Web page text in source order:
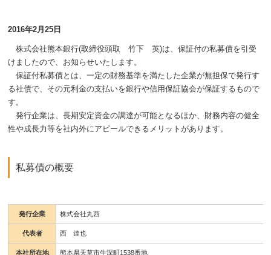
2016年2月25日
株式会社熊本銀行(取締役頭取 竹下 英)は、保証付の私募債を引受
けましたので、お知らせいたします。
保証付私募債とは、一定の財務基準を満たした企業が無担保で発行す
る社債で、その元利金の支払いを銀行や信用保証協会が保証するもので
す。
発行企業は、長期安定資金の調達が可能となるほか、財務内容の健全
性や成長力等を社内外にアピールできるメリットがあります。
私募債の概要
発行企業 株式会社丸西
代表者 西 達也
本社所在地 熊本県天草市牛深町1538番地